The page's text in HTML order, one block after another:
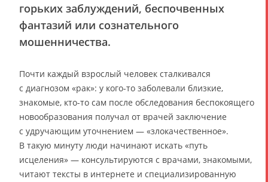
горьких заблуждений, беспочвенных
фантазий или сознательного
мошенничества.
Почти каждый взрослый человек сталкивался
с диагнозом «рак»: у кого-то заболевали близкие,
знакомые, кто-то сам после обследования беспокоящего
новообразования получал от врачей заключение
с удручающим уточнением — «злокачественное».
В такую минуту люди начинают искать «путь
исцеления» — консультируются с врачами, знакомыми,
читают тексты в интернете и специализированную